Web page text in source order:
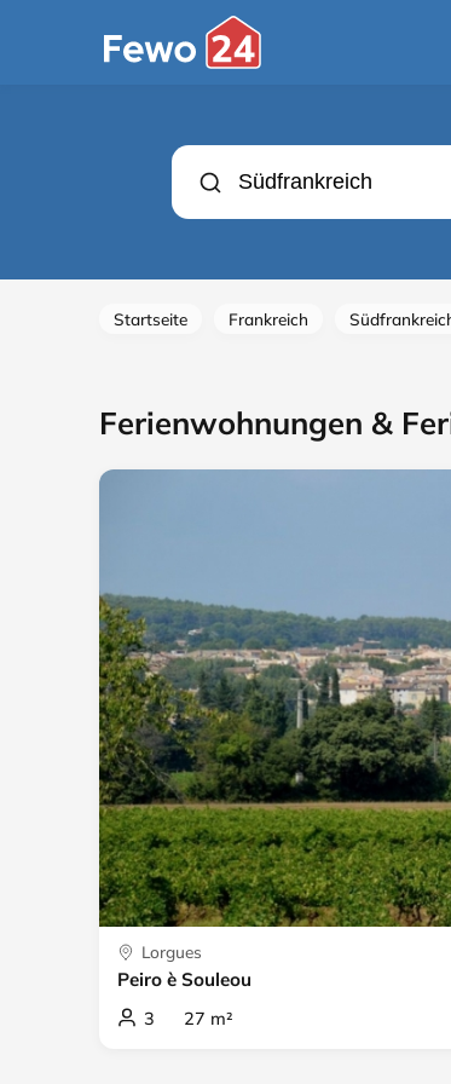
Startseite Frankreich
Ferienwohnungen &
Lorgues
Peiro è Souleou
3 27 m²